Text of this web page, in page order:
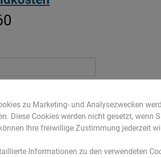
zu Marketing- und Analysezwecken
Diese Cookies werden nicht gesetzt, wenn
Ihre freiwillige Zustimmung jederzeit
Informationen zu den verwendeten